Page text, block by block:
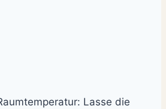
Lasse die